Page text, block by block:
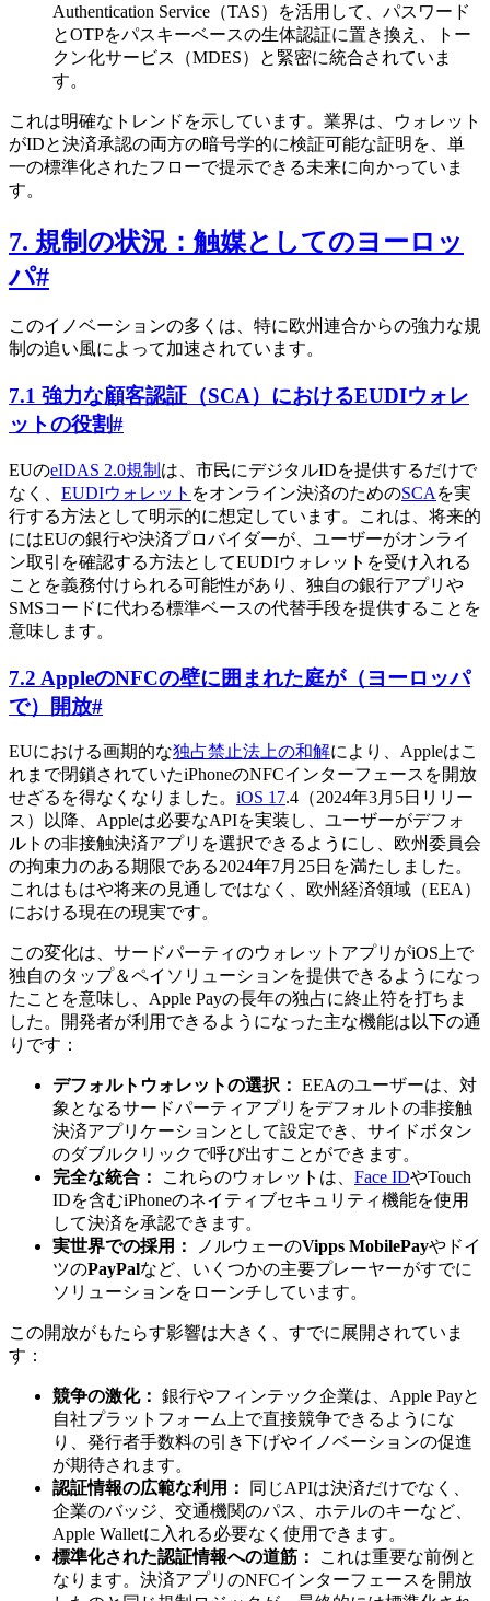
Authentication Service（TAS）を活用して、パスワード
とOTPをパスキーベースの生体認証に置き換え、トー
クン化サービス（MDES）と緊密に統合されていま
す。
これは明確なトレンドを示しています。業界は、ウォレット
がIDと決済承認の両方の暗号学的に検証可能な証明を、単
一の標準化されたフローで提示できる未来に向かっていま
す。
7. 規制の状況：触媒としてのヨーロッ
パ#
このイノベーションの多くは、特に欧州連合からの強力な規
制の追い風によって加速されています。
7.1 強力な顧客認証（SCA）におけるEUDIウォレ
ットの役割#
EUのeIDAS 2.0規制 は、市民にデジタルIDを提供するだけで
なく、 EUDIウォレット をオンライン決済のためのSCA を実
行する方法として明示的に想定しています。これは、将来的
にはEUの銀行や決済プロバイダーが、ユーザーがオンライ
ン取引を確認する方法としてEUDIウォレットを受け入れる
ことを義務付けられる可能性があり、独自の銀行アプリや
SMSコードに代わる標準ベースの代替手段を提供することを
意味します。
7.2 AppleのNFCの壁に囲まれた庭が（ヨーロッパ
で）開放#
EUにおける画期的な独占禁止法上の和解により、Appleはこ
れまで閉鎖されていたiPhoneのNFCインターフェースを開放
せざるを得なくなりました。 iOS 17.4（2024年3月5日リリー
ス）以降、Appleは必要なAPIを実装し、ユーザーがデフォ
ルトの非接触決済アプリを選択できるようにし、欧州委員会
の拘束力のある期限である2024年7月25日を満たしました。
これはもはや将来の見通しではなく、欧州経済領域（EEA）
における現在の現実です。
この変化は、サードパーティのウォレットアプリがiOS上で
独自のタップ＆ペイソリューションを提供できるようになっ
たことを意味し、Apple Payの長年の独占に終止符を打ちま
した。開発者が利用できるようになった主な機能は以下の通
りです：
デフォルトウォレットの選択： EEAのユーザーは、対
象となるサードパーティアプリをデフォルトの非接触
決済アプリケーションとして設定でき、サイドボタン
のダブルクリックで呼び出すことができます。
完全な統合：
これらのウォレットは、 Face IDやTouch
IDを含むiPhoneのネイティブセキュリティ機能を使用
して決済を承認できます。
実世界での採用：
ノルウェーのVipps MobilePayやドイ
ツのPayPalなど、いくつかの主要プレーヤーがすでに
ソリューションをローンチしています。
この開放がもたらす影響は大きく、すでに展開されていま
す：
競争の激化： 銀行やフィンテック企業は、Apple Payと
自社プラットフォーム上で直接競争できるようにな
り、発行者手数料の引き下げやイノベーションの促進
が期待されます。
認証情報の広範な利用：
同じAPIは決済だけでなく、
企業のバッジ、交通機関のパス、ホテルのキーなど、
Apple Walletに入れる必要なく使用できます。
標準化された認証情報への道筋：
これは重要な前例と
なります。決済アプリのNFCインターフェースを開放